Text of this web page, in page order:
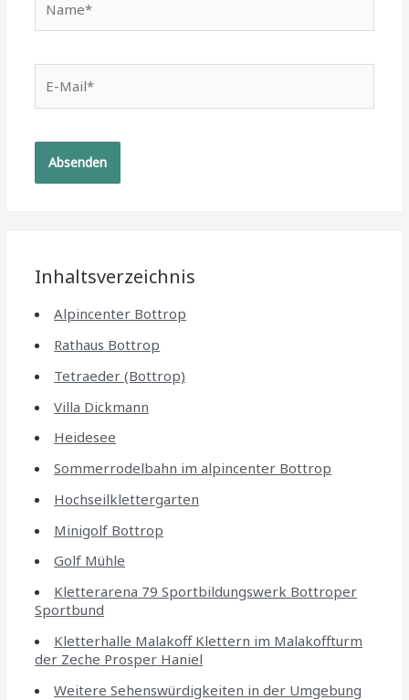
Mail*
Inhaltsverzeichnis
Alpincenter Bottrop
Rathaus Bottrop
Tetraeder (Bottrop)
Villa Dickmann
Heidesee
Sommerrodelbahn im alpincenter Bottrop
Hochseilklettergarten
Minigolf Bottrop
Golf Mühle
Kletterarena 79 Sportbildungswerk Bottroper
Sportbund
Kletterhalle Malakoff Klettern im Malakoffturm
der Zeche Prosper Haniel
Weitere Sehenswürdigkeiten in der Umgebung